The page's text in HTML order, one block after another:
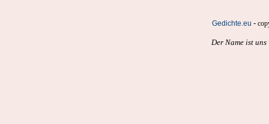
Gedichte.eu -
Der Name ist